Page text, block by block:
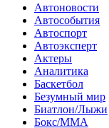
Автоновости
Автособытия
Автоспорт
Автоэксперт
Актеры
Аналитика
Баскетбол
Безумный мир
Биатлон/Лыжи
Бокс/MMA